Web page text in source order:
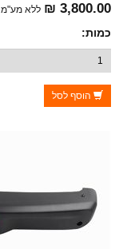
3,800.00 ₪ ללא מע"מ
כמות:
הוסף לסל